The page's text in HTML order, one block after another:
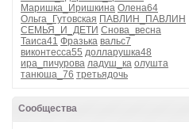
Маришка_Иришкина Олена64
Ольга_Гутовская ПАВЛИН_ПАВЛИН
СЕМЬЯ_И_ДЕТИ Снова_весна
Таиса41 Фразька вальс7
виконтесса55 долларушка48
ира_пичурова ладуш_ка олушта
танюша_76 третьядочь
Сообщества